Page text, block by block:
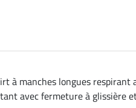
à manches longues respirant
avec fermeture à glissière